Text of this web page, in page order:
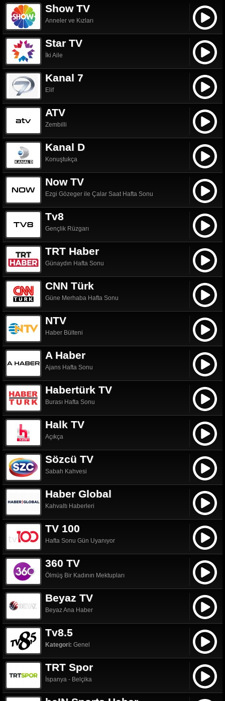
Show TV
Anneler ve Kızları
Star TV
İki Aile
Kanal 7
Elif
ATV
Zembilli
Kanal D
Konuştukça
Now TV
Ezgi Gözeger ile Çalar Saat Hafta Sonu
Tv8
Gençlik Rüzgarı
TRT Haber
Günaydın Hafta Sonu
CNN Türk
Güne Merhaba Hafta Sonu
NTV
Haber Bülteni
A Haber
Ajans Hafta Sonu
Habertürk TV
Burası Hafta Sonu
Halk TV
Açıkça
Sözcü TV
Sabah Kahvesi
Haber Global
Kahvaltı Haberleri
TV 100
Hafta Sonu Gün Uyanıyor
360 TV
Ölmüş Bir Kadının Mektupları
Beyaz TV
Beyaz Ana Haber
Tv8.5
Kategori: Genel
TRT Spor
İspanya - Belçika